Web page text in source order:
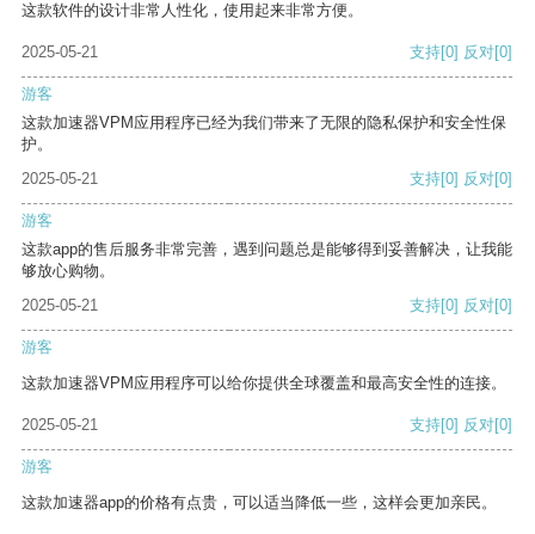
这款软件的设计非常人性化，使用起来非常方便。
2025-05-21 支持[0] 反对[0]
游客
这款加速器VPM应用程序已经为我们带来了无限的隐私保护和安全性保
护。
2025-05-21
支持[0] 反对[0]
游客
这款app的售后服务非常完善，遇到问题总是能够得到妥善解决，让我能
够放心购物。
2025-05-21
支持[0] 反对[0]
游客
这款加速器VPM应用程序可以给你提供全球覆盖和最高安全性的连接。
2025-05-21 支持[0] 反对[0]
游客
这款加速器app的价格有点贵，可以适当降低一些，这样会更加亲民。